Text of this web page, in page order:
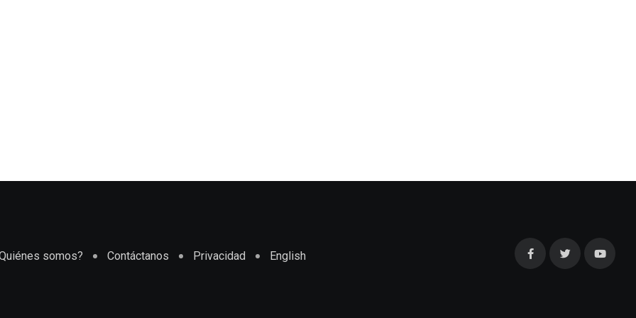
somos? Contáctanos Privacidad English